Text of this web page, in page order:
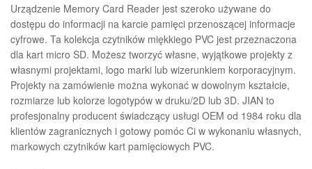
Urządzenie Memory Card Reader jest szeroko używane do
dostępu do informacji na karcie pamięci przenoszącej informacje
cyfrowe. Ta kolekcja czytników miękkiego PVC jest przeznaczona
dla kart micro SD. Możesz tworzyć własne, wyjątkowe projekty z
własnymi projektami, logo marki lub wizerunkiem korporacyjnym.
Projekty na zamówienie można wykonać w dowolnym kształcie,
rozmiarze lub kolorze logotypów w druku/2D lub 3D. JIAN to
profesjonalny producent świadczący usługi OEM od 1984 roku dla
klientów zagranicznych i gotowy pomóc Ci w wykonaniu własnych,
markowych czytników kart pamięciowych PVC.